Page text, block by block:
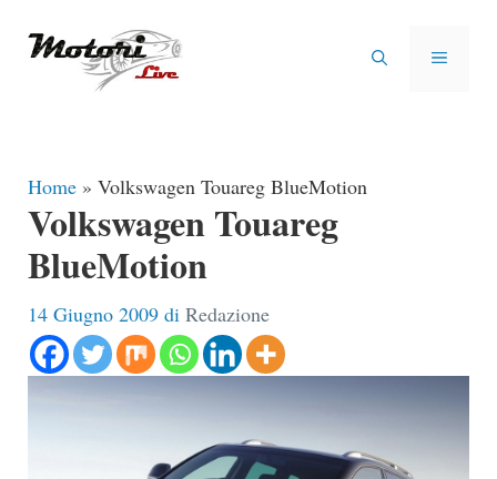
MENU
Home » Volkswagen Touareg BlueMotion
Volkswagen Touareg
BlueMotion
14 Giugno 2009 di Redazione